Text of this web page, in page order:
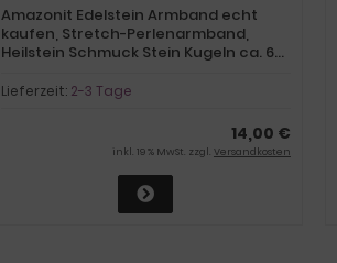
Amazonit Edelstein Armband echt
kaufen, Stretch-Perlenarmband,
Heilstein Schmuck Stein Kugeln ca. 6
Lieferzeit: 2-3 Tage
14,00 €
inkl. 19 % MwSt. zzgl. Versandkosten